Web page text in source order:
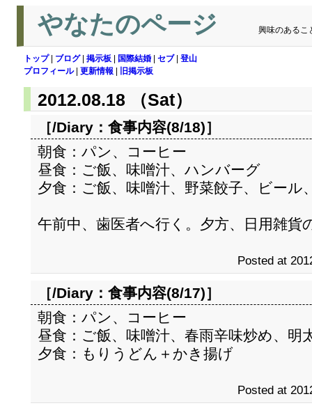
やなたのページ 興味のあるこ
トップ| ブログ| 掲示板 国際結婚 セブ| 登山
プロフィール| 更新情報 旧掲示板
2012.08.18 （Sat）
［/Diary： 食事内容(8/18)］
朝食：パン、コーヒー
昼食：ご飯、味噌汁、ハンバーグ
夕食：ご飯、味噌汁、野菜餃子、ビール
午前中、歯医者へ行く。夕方、日用雑貨
Posted at
［/Diary： 食事内容(8/17)］
朝食：パン、コーヒー
昼食：ご飯、味噌汁、春雨辛味炒め、明
夕食：もりうどん＋かき揚げ
Posted at